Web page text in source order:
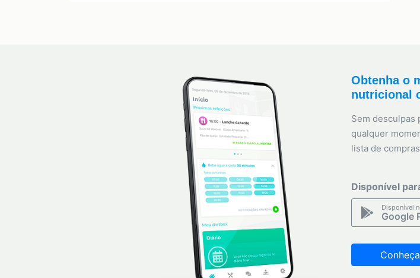
Obtenha o
nutricional
Sem desculpas
qualquer
lista de
Disponível
Disponível
Google